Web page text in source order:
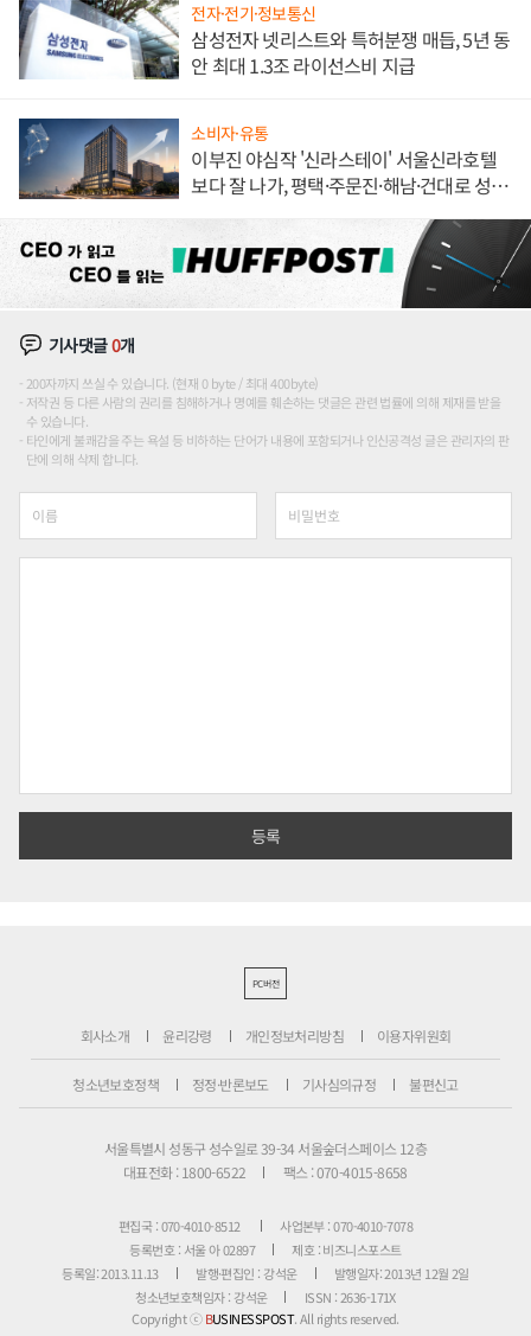
전자·전기·정보통신
삼성전자 넷리스트와 특허분쟁 매듭, 5년 동
안 최대 1.3조 라이선스비 지급
소비자·유통
이부진 야심작 '신라스테이' 서울신라호텔
보다 잘 나가, 평택·주문진·해남·건대로 성
기사댓글0개
200자까지 쓰실 수 있습니다. (현재 0 byte / 최대 400byte)
저작권 등 다른 사람의 권리를 침해하거나 명예를 훼손하는 댓글은 관련 법률에 의해 제재를 받을
수 있습니다.
타인에게 불쾌감을 주는 욕설 등 비하하는 단어가 내용에 포함되거나 인신공격성 글은 관리자의 판
단에 의해 삭제 합니다.
PC버전
회사소개 윤리강령 개인정보처리방침 이용자위원회
청소년보호정책 정정·반론보도 기사심의규정 불편신고
서울특별시 성동구 성수일로 39-34 서울숲더스페이스 12층
대표전화 : 1800-6522
팩스 : 070-4015-8658
편집국 : 070-4010-8512
사업본부 : 070-4010-7078
등록번호 : 서울 아 02897
제호 : 비즈니스포스트
등록일: 2013.11.13
발행·편집인 : 강석운
발행일자: 2013년 12월 2일
청소년보호책임자 : 강석운
ISSN : 2636-171X
Copyright ⓒBUSINESSPOST. All rights reserved.